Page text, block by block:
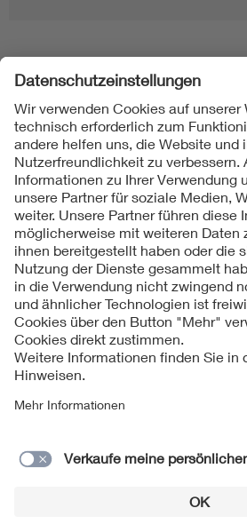
Folgen Sie uns
Kontakt
Impressum
Datenschutzinformationen
Cookie Hinweise
Compliance
Jahresarchiv
© 2026 VDE Verband der Elektrotechnik